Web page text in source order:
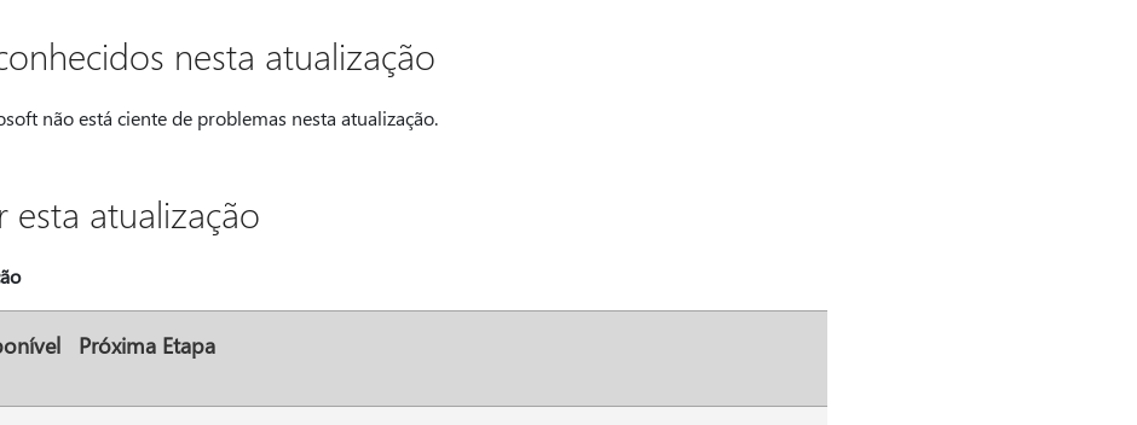
nesta atualização
não está ciente de problemas nesta atualização.
atualização
Próxima Etapa